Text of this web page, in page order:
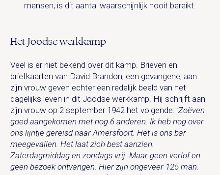
mensen, is dit aantal waarschijnlijk nooit bereikt.
Het Joodse werkkamp
Veel is er niet bekend over dit kamp. Brieven en
briefkaarten van David Brandon, een gevangene, aan
zijn vrouw geven echter een redelijk beeld van het
dagelijks leven in dit Joodse werkkamp. Hij schrijft aan
zijn vrouw op 2 september 1942 het volgende: 'Zoëven
goed aangekomen met nog 6 anderen. Ik heb nog over
ons lijntje gereisd naar Amersfoort. Het is ons bar
meegevallen. Het laat zich best aanzien.
Zaterdagmiddag en zondags vrij. Maar geen verlof en
geen bezoek ontvangen. Hier zijn ongeveer 125 man.